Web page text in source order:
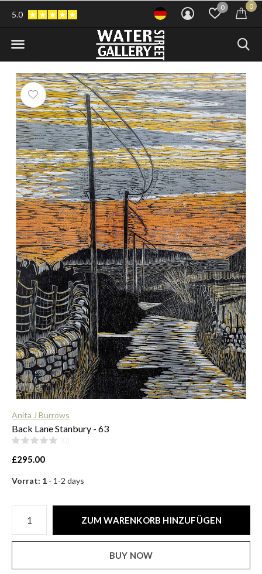
0 0
5.0
Anita J Burrows
Back Lane Stanbury - 63
£295.00
Vorrat: 1 - 1-2 days
ZUM WARENKORB HINZUFÜGEN
BUY NOW